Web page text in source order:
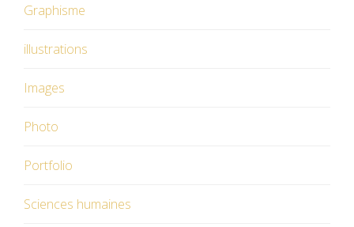
Graphisme
illustrations
Images
Photo
Portfolio
Sciences humaines